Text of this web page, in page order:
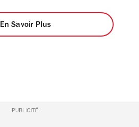
En Savoir Plus
PUBLICITÉ